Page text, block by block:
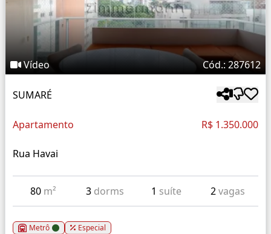
Vídeo Cód.: 287612
SUMARÉ
Apartamento R$ 1.350.000
Rua Havai
80 m² 3 dorms 1 suíte 2vagas
Metrô Especial